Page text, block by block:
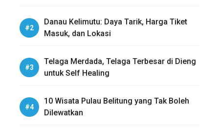
Danau Kelimutu: Daya Tarik, Harga Tiket
Masuk, dan Lokasi
Telaga Merdada, Telaga Terbesar di Dieng
untuk Self Healing
10 Wisata Pulau Belitung yang Tak Boleh
Dilewatkan